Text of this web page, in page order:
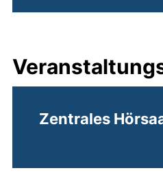
Zentrales